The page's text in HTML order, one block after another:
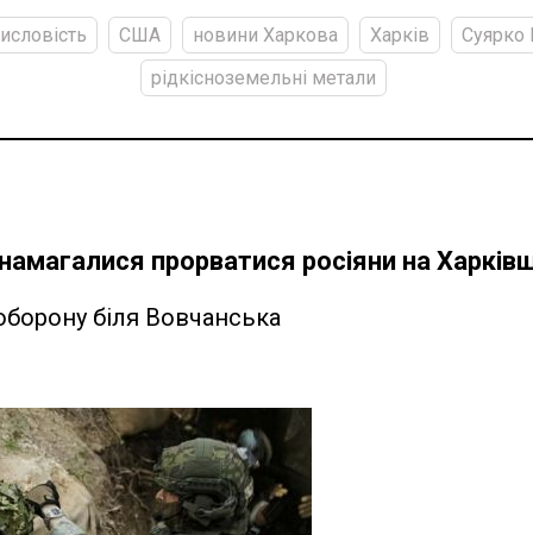
США новини Харкова Харків
Суярко
рідкісноземельні метали
прорватися росіяни на
біля Вовчанська